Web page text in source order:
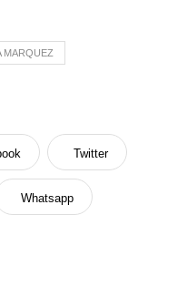
MARQUEZ
Twitter
Whatsapp